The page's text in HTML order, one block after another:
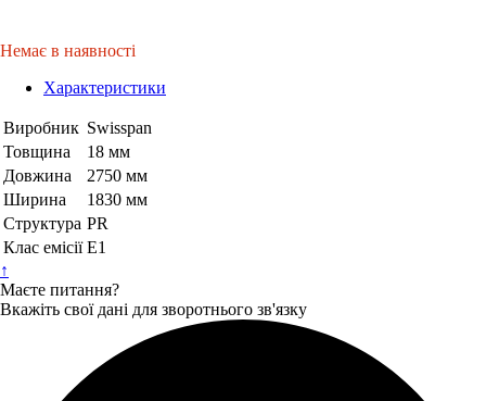
Немає в наявності
Характеристики
Виробник Swisspan
Товщина
18 мм
Довжина
2750 мм
Ширина
1830 мм
Структура PR
Клас емісії Е1
↑
Маєте питання?
Вкажіть свої дані для зворотнього зв'язку